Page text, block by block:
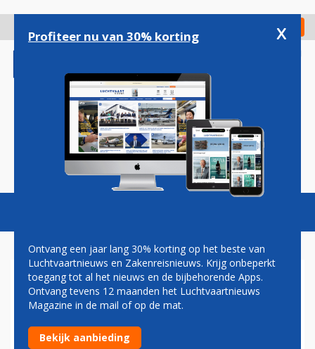
gaan
Check in
Magazine Podcasts Vacatures
VULKAANUITBARSTING
ONTREGELT VLIEGVERKEER
INDONESIË EN MALEISIË
Profiteer nu van 30% korting x
Ontvang een jaar lang 30% korting op het beste van
Luchtvaartnieuws en Zakenreisnieuws. Krijg onbeperkt
toegang tot al het nieuws en de bijbehorende Apps.
Ontvang tevens 12 maanden het Luchtvaartnieuws
Magazine in de mail of op de mat.
Bekijk aanbieding